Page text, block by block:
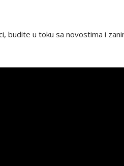
budite u toku sa novostima i